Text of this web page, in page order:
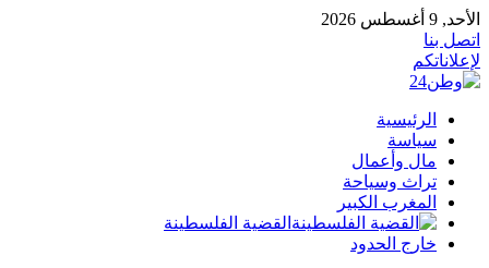
الأحد, 9 أغسطس 2026
اتصل بنا
لإعلاناتكم
الرئيسية
سياسة
مال وأعمال
تراث وسياحة
المغرب الكبير
القضية الفلسطينة
خارج الحدود